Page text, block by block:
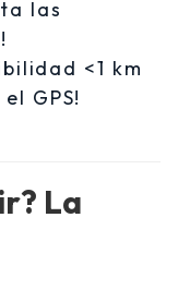
las
<1 km
GPS!
La